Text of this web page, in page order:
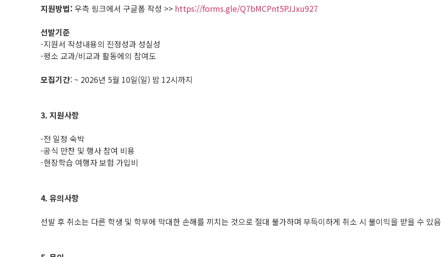
지원방법: 우측 링크에서 구글폼 작성 >> https://forms.gle/Q7bMCPnt5PJJxu927
선발기준
-지원서 작성내용의 진정성과 성실성
-평소 교과/비교과 활동에의 참여도
모집기간: ~ 2026년 5월 10일(일) 밤 12시까지
3. 지원사항
-전 일정 숙박
-공식 만찬 및 행사 참여 비용
-현장학습 여행자 보험 가입비
4. 유의사항
선발 후 취소는 다른 학생 및 학부에 막대한 손해를 끼치는 것으로 절대 불가하며 부득이하게 취소 시 불이익을 받을 수 있음